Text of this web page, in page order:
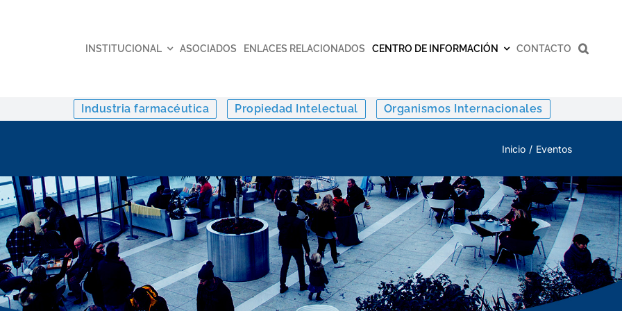
INSTITUCIONAL ASOCIADOS ENLACES RELACIONADOS CENTRO DE INFORMACIÓN CONTACTO
Industria farmacéutica Propiedad Intelectual Organismos Internacionales
Inicio Eventos